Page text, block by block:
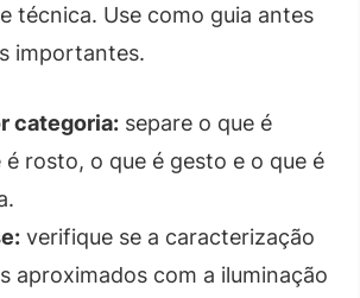
técnica. Use como guia antes
importantes.
categoria: separe o que é
rosto, o que é gesto e o que é
verifique se a caracterização
aproximados com a iluminação